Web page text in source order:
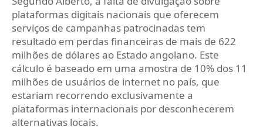
plataformas digitais nacionais que oferecem
serviços de campanhas patrocinadas tem
resultado em perdas financeiras de mais de 622
milhões de dólares ao Estado angolano. Este
cálculo é baseado em uma amostra de 10% dos 11
milhões de usuários de internet no país, que
estariam recorrendo exclusivamente a
plataformas internacionais por desconhecerem
alternativas locais.